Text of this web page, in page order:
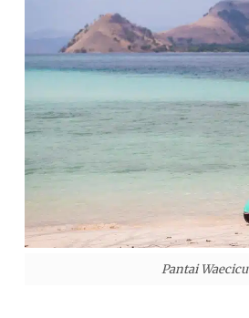
Pantai Waecicu